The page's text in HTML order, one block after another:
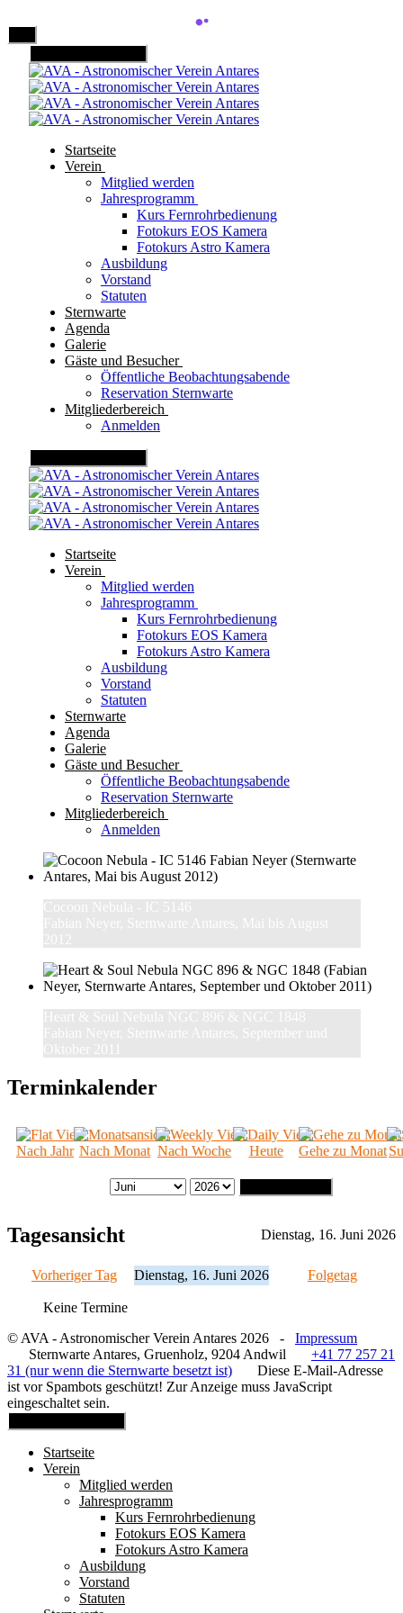
Startseite
Verein
Mitglied werden
Jahresprogramm
Kurs Fernrohrbedienung
Fotokurs EOS Kamera
Fotokurs Astro Kamera
Ausbildung
Vorstand
Statuten
Sternwarte
Agenda
Galerie
Gäste und Besucher
Öffentliche Beobachtungsabende
Reservation Sternwarte
Mitgliederbereich
Anmelden
Startseite
Verein
Mitglied werden
Jahresprogramm
Kurs Fernrohrbedienung
Fotokurs EOS Kamera
Fotokurs Astro Kamera
Ausbildung
Vorstand
Statuten
Sternwarte
Agenda
Galerie
Gäste und Besucher
Öffentliche Beobachtungsabende
Reservation Sternwarte
Mitgliederbereich
Anmelden
Terminkalender
Nach Jahr Nach Monat Nach Woche Heute Gehe zu Monat
Tagesansicht Dienstag, 16. Juni 2026
Vorheriger Tag Dienstag, 16. Juni 2026 Folgetag
Keine Termine
© AVA - Astronomischer Verein Antares 2026 - Impressum
Sternwarte Antares, Gruenholz, 9204 Andwil
+41 77 257 21
31 (nur wenn die Sternwarte besetzt ist)
Diese E-Mail-Adresse
ist vor Spambots geschützt! Zur Anzeige muss JavaScript
eingeschaltet sein.
Startseite
Verein
Mitglied werden
Jahresprogramm
Kurs Fernrohrbedienung
Fotokurs EOS Kamera
Fotokurs Astro Kamera
Ausbildung
Vorstand
Statuten